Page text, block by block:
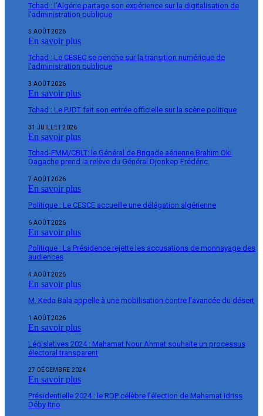
Tchad : l’Algérie partage son expérience sur la digitalisation de
l’administration publique
5 AOÛT 2026
En savoir plus
Tchad : Le CESEC se penche sur la transition numérique de
l’administration publique
3 AOÛT 2026
En savoir plus
Tchad : Le PJDT fait son entrée officielle sur la scène politique
31 JUILLET 2026
En savoir plus
Tchad-FMM/CBLT: le Général de Brigade aérienne Brahim Oki
Dagache prend la relève du Général Djonkep Frédéric.
7 AOÛT 2026
En savoir plus
Politique : Le CESCE accueille une délégation algérienne
6 AOÛT 2026
En savoir plus
Politique : La Présidence rejette les accusations de monnayage des
audiences
4 AOÛT 2026
En savoir plus
M. Keda Bala appelle à une mobilisation contre l’avancée du désert
1 AOÛT 2026
En savoir plus
Législatives 2024 : Mahamat Nour Ahmat souhaite un processus
électoral transparent
27 DÉCEMBRE 2024
En savoir plus
Présidentielle 2024 : le RDP célèbre l’élection de Mahamat Idriss
Déby Itno